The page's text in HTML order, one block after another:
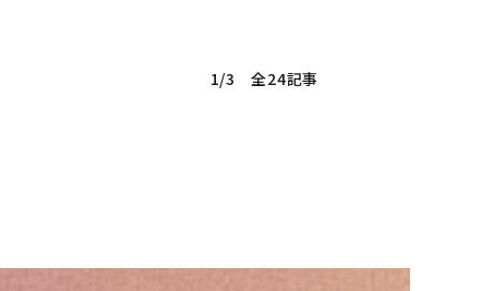
1/3 全24記事